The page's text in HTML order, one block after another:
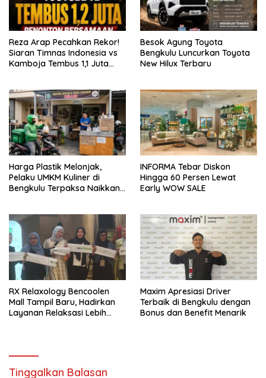
Reza Arap Pecahkan Rekor!
Siaran Timnas Indonesia vs
Kamboja Tembus 1,1 Juta
Besok Agung Toyota
Bengkulu Luncurkan Toyota
New Hilux Terbaru
Harga Plastik Melonjak,
Pelaku UMKM Kuliner di
Bengkulu Terpaksa Naikkan
INFORMA Tebar Diskon
Hingga 60 Persen Lewat
Early WOW SALE
RX Relaxology Bencoolen
Mall Tampil Baru, Hadirkan
Layanan Relaksasi Lebih
Maxim Apresiasi Driver
Terbaik di Bengkulu dengan
Bonus dan Benefit Menarik
Tinggalkan Balasan